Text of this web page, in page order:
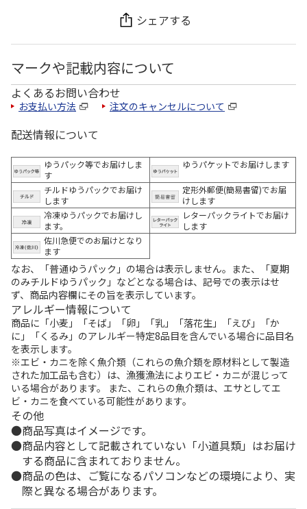
シェアする
マークや記載内容について
よくあるお問い合わせ
お支払い方法 注文のキャンセルについて
配送情報について
ゆうパック等でお届けしま
す
ゆうパケットでお届けします
チルドゆうパックでお届け
します
定形外郵便(簡易書留)でお届
けします
冷凍ゆうパックでお届けし
ます。
レターパックライトでお届け
します
佐川急便でのお届けとなり
ます
なお、「普通ゆうパック」の場合は表示しません。また、「夏期
のみチルドゆうパック」などとなる場合は、記号での表示はせ
ず、商品内容欄にその旨を表示しています。
アレルギー情報について
商品に「小麦」「そば」「卵」「乳」「落花生」「えび」「か
に」「くるみ」のアレルギー特定8品目を含んでいる場合に品目名
を表示します。
※エビ・カニを除く魚介類（これらの魚介類を原材料として製造
された加工品も含む）は、漁獲漁法によりエビ・カニが混じって
いる場合があります。 また、これらの魚介類は、エサとしてエ
ビ・カニを食べている可能性があります。
その他
商品写真はイメージです。
商品内容として記載されていない「小道具類」はお届け
する商品に含まれておりません。
商品の色は、ご覧になるパソコンなどの環境により、実
際と異なる場合があります。